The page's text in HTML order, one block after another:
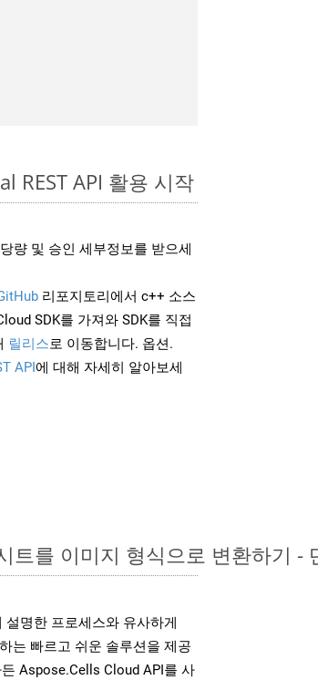
REST API 활용 시작
량 및 승인 세부정보를 받으세
리포지토리에서 c++ 소스
SDK를 가져와 SDK를 직접
릴리스로 이동합니다. 옵션.
API에 대해 자세히 알아보세
트를 이미지 형식으로 변환하기 -
설명한 프로세스와 유사하게
는 빠르고 쉬운 솔루션을 제공
Aspose.Cells Cloud API를 사